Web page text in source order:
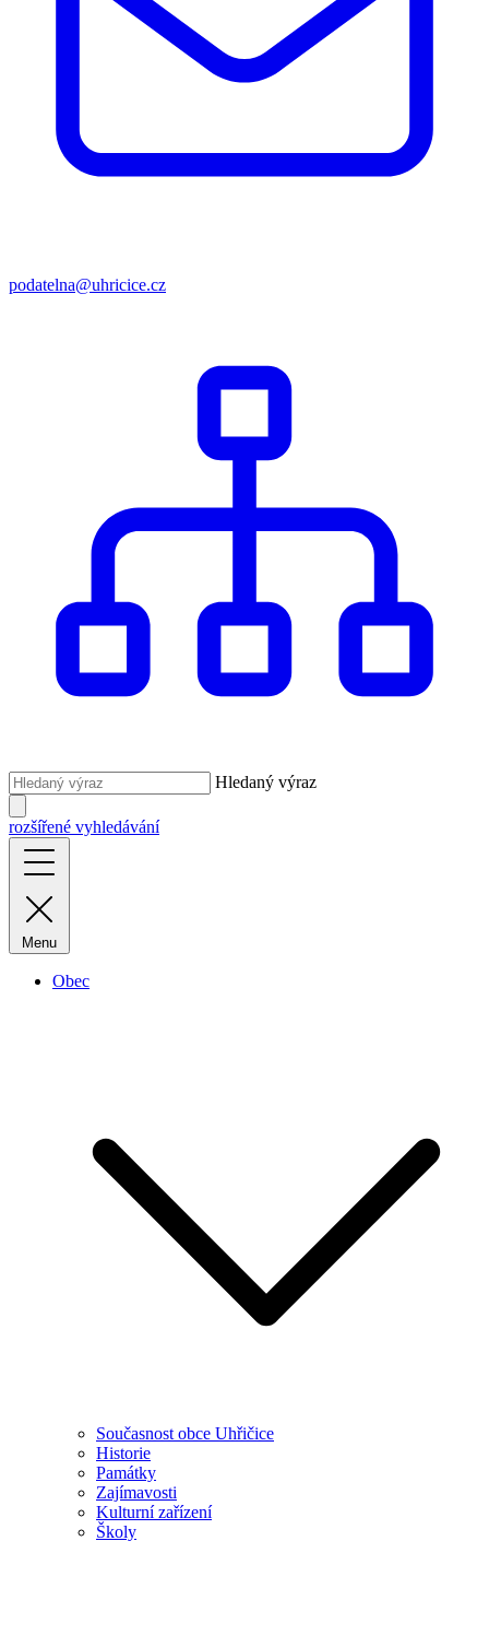
podatelna@uhricice.cz
Hledaný výraz
rozšířené vyhledávání
Menu
Obec
Současnost obce Uhřičice
Historie
Památky
Zajímavosti
Kulturní zařízení
Školy